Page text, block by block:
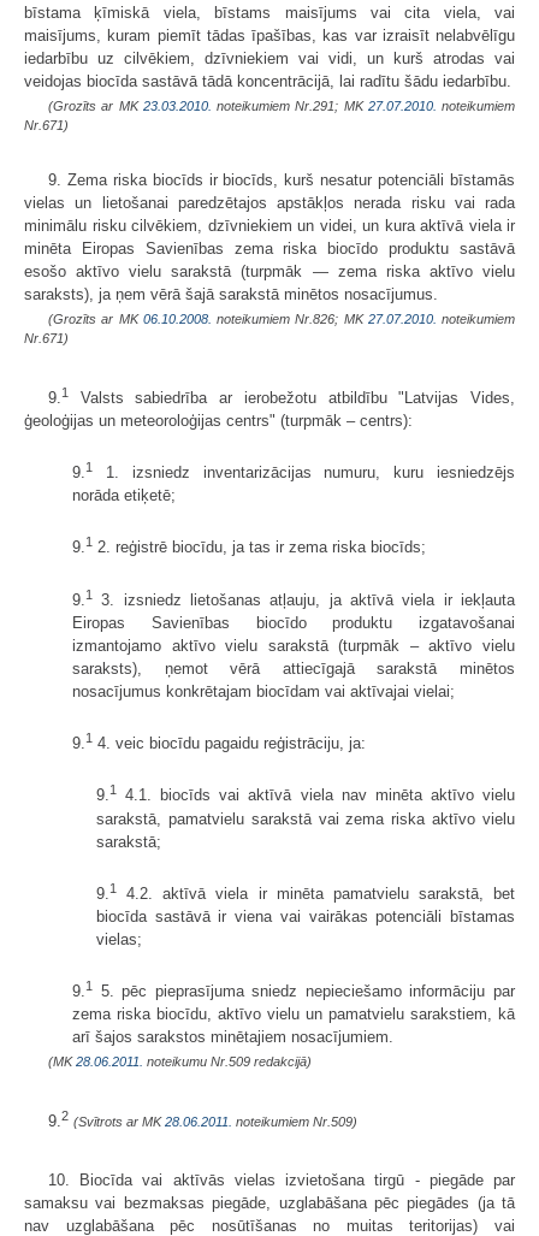
bīstama ķīmiskā viela, bīstams maisījums vai cita viela, vai
maisījums, kuram piemīt tādas īpašības, kas var izraisīt nelabvēlīgu
iedarbību uz cilvēkiem, dzīvniekiem vai vidi, un kurš atrodas vai
veidojas biocīda sastāvā tādā koncentrācijā, lai radītu šādu iedarbību.
(Grozīts ar MK 23.03.2010. noteikumiem Nr.291; MK 27.07.2010. noteikumiem
Nr.671)
9. Zema riska biocīds ir biocīds, kurš nesatur potenciāli bīstamās
vielas un lietošanai paredzētajos apstākļos nerada risku vai rada
minimālu risku cilvēkiem, dzīvniekiem un videi, un kura aktīvā viela ir
minēta Eiropas Savienības zema riska biocīdo produktu sastāvā
esošo aktīvo vielu sarakstā (turpmāk — zema riska aktīvo vielu
saraksts), ja ņem vērā šajā sarakstā minētos nosacījumus.
(Grozīts ar MK 06.10.2008. noteikumiem Nr.826; MK 27.07.2010. noteikumiem
Nr.671)
9. 1
Valsts sabiedrība ar ierobežotu atbildību "Latvijas Vides,
ģeoloģijas un meteoroloģijas centrs" (turpmāk – centrs):
9.1
1. izsniedz inventarizācijas numuru, kuru iesniedzējs
norāda etiķetē;
9.1 2. reģistrē biocīdu, ja tas ir zema riska biocīds;
9. 1
3. izsniedz lietošanas atļauju, ja aktīvā viela ir iekļauta
Eiropas Savienības biocīdo produktu izgatavošanai
izmantojamo aktīvo vielu sarakstā (turpmāk – aktīvo vielu
saraksts), ņemot vērā attiecīgajā sarakstā minētos
nosacījumus konkrētajam biocīdam vai aktīvajai vielai;
9.1 4. veic biocīdu pagaidu reģistrāciju, ja:
9.1
4.1. biocīds vai aktīvā viela nav minēta aktīvo vielu
sarakstā, pamatvielu sarakstā vai zema riska aktīvo vielu
sarakstā;
9. 1
4.2. aktīvā viela ir minēta pamatvielu sarakstā, bet
biocīda sastāvā ir viena vai vairākas potenciāli bīstamas
vielas;
9.1
5. pēc pieprasījuma sniedz nepieciešamo informāciju par
zema riska biocīdu, aktīvo vielu un pamatvielu sarakstiem, kā
arī šajos sarakstos minētajiem nosacījumiem.
(MK28.06.2011. noteikumu Nr.509 redakcijā)
9.2 (Svītrots ar MK28.06.2011. noteikumiem Nr.509)
10. Biocīda vai aktīvās vielas izvietošana tirgū - piegāde par
samaksu vai bezmaksas piegāde, uzglabāšana pēc piegādes (ja tā
nav uzglabāšana pēc nosūtīšanas no muitas teritorijas) vai